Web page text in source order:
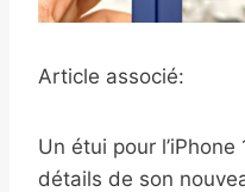
Article associé:
Un étui pour
détails de son